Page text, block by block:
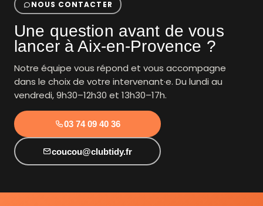
NOUS CONTACTER
Une question avant de vous
lancer à Aix-en-Provence ?
Notre équipe vous répond et vous accompagne
dans le choix de votre intervenant·e. Du lundi au
vendredi, 9h30–12h30 et 13h30–17h.
03 74 09 40 36
coucou@clubtidy.fr